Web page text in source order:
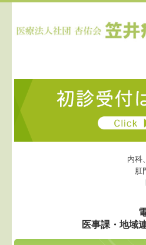
当院について
医師紹介
内科
肛
医事課・地域